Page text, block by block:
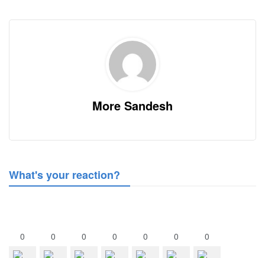
More Sandesh
What's your reaction?
0 0 0 0 0 0 0